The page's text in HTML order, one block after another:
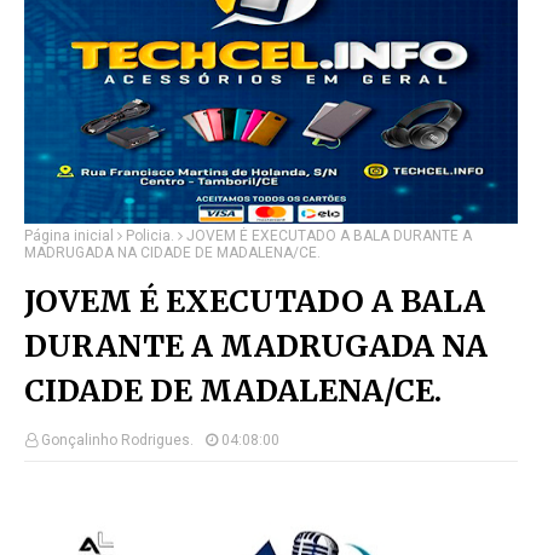
Página inicial Policia.
JOVEM É EXECUTADO A BALA DURANTE A
MADRUGADA NA CIDADE DE MADALENA/CE.
JOVEM É EXECUTADO A BALA
DURANTE A MADRUGADA NA
CIDADE DE MADALENA/CE.
Gonçalinho Rodrigues. 04:08:00